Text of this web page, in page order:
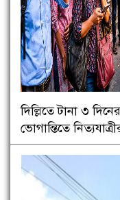
দিল্লিতে টানা ৩
ভোগান্তিতে